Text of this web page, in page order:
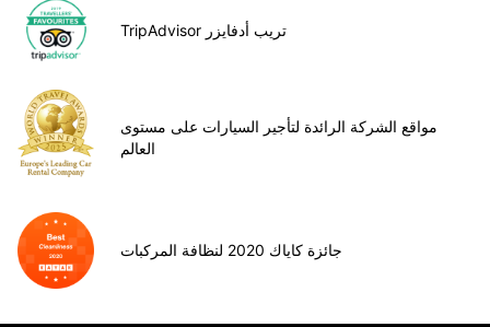
TripAdvisor تريب أدفايزر
مواقع الشركة الرائدة لتأجير السيارات على مستوى
العالم
جائزة كاياك 2020 لنظافة المركبات